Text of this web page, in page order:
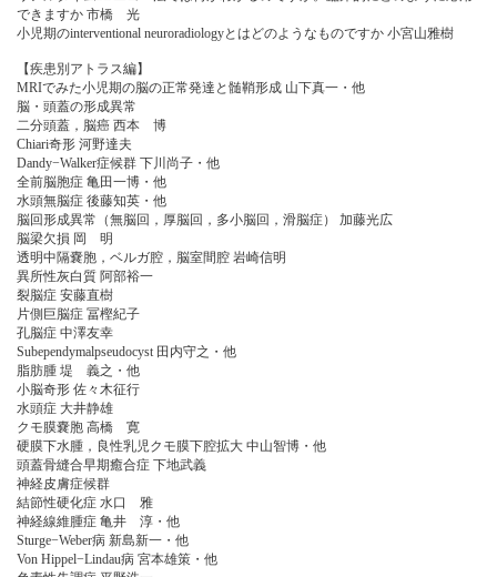
できますか 市橋 光
小児期のinterventional neuroradiologyとはどのようなものですか 小宮山雅樹
【疾患別アトラス編】
MRIでみた小児期の脳の正常発達と髄鞘形成 山下真一・他
脳・頭蓋の形成異常
二分頭蓋，脳癌 西本 博
Chiari奇形 河野達夫
Dandy−Walker症候群 下川尚子・他
全前脳胞症 亀田一博・他
水頭無脳症 後藤知英・他
脳回形成異常（無脳回，厚脳回，多小脳回，滑脳症） 加藤光広
脳梁欠損 岡 明
透明中隔嚢胞，ベルガ腔，脳室間腔 岩崎信明
異所性灰白質 阿部裕一
裂脳症 安藤直樹
片側巨脳症 冨樫紀子
孔脳症 中澤友幸
Subependymalpseudocyst 田内守之・他
脂肪腫 堤 義之・他
小脳奇形 佐々木征行
水頭症 大井静雄
クモ膜嚢胞 高橋 寛
硬膜下水腫，良性乳児クモ膜下腔拡大 中山智博・他
頭蓋骨縫合早期癒合症 下地武義
神経皮膚症候群
結節性硬化症 水口 雅
神経線維腫症 亀井 淳・他
Sturge−Weber病 新島新一・他
Von Hippel−Lindau病 宮本雄策・他